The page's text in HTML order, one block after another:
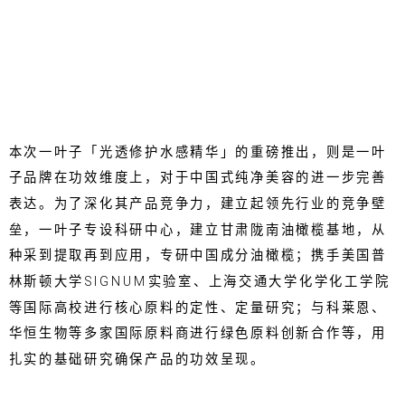
本次一叶子「光透修护水感精华」的重磅推出，则是一叶
子品牌在功效维度上，对于中国式纯净美容的进一步完善
表达。为了深化其产品竞争力，建立起领先行业的竞争壁
垒，一叶子专设科研中心，建立甘肃陇南油橄榄基地，从
种采到提取再到应用，专研中国成分油橄榄；携手美国普
林斯顿大学SIGNUM实验室、上海交通大学化学化工学院
等国际高校进行核心原料的定性、定量研究；与科莱恩、
华恒生物等多家国际原料商进行绿色原料创新合作等，用
扎实的基础研究确保产品的功效呈现。